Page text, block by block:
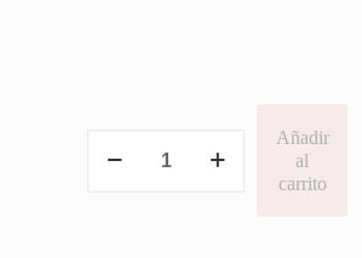
Boda
Añadir
al
carrito